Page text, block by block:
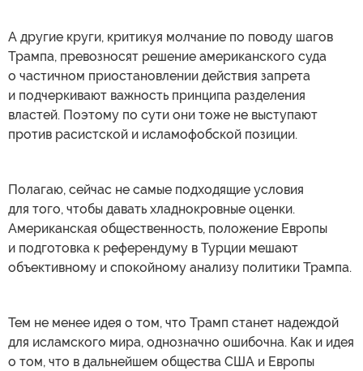
А другие круги, критикуя молчание по поводу шагов
Трампа, превозносят решение американского суда
о частичном приостановлении действия запрета
и подчеркивают важность принципа разделения
властей. Поэтому по сути они тоже не выступают
против расистской и исламофобской позиции.
Полагаю, сейчас не самые подходящие условия
для того, чтобы давать хладнокровные оценки.
Американская общественность, положение Европы
и подготовка к референдуму в Турции мешают
объективному и спокойному анализу политики Трампа.
Тем не менее идея о том, что Трамп станет надеждой
для исламского мира, однозначно ошибочна. Как и идея
о том, что в дальнейшем общества США и Европы